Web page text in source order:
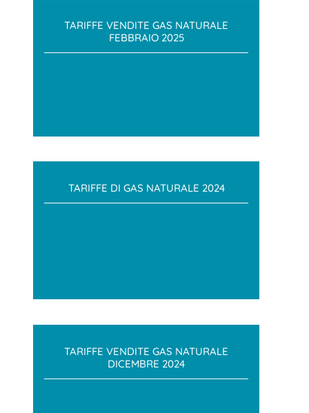
TARIFFE VENDITE GAS NATURALE
FEBBRAIO 2025
TARIFFE DI GAS NATURALE 2024
TARIFFE VENDITE GAS NATURALE
DICEMBRE 2024